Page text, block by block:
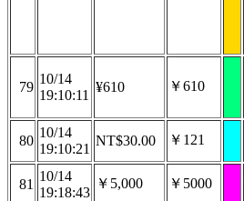
79
10/14
19:10:11
¥610 ￥610
80
10/14
19:10:21
NT$30.00 ￥121
81
10/14
19:18:43
￥5,000 ￥5000